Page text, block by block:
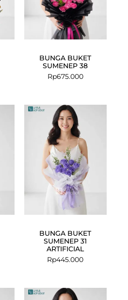
BUNGA BUKET
SUMENEP 38
Rp675.000
BUNGA BUKET
SUMENEP 31
ARTIFICIAL
Rp445.000